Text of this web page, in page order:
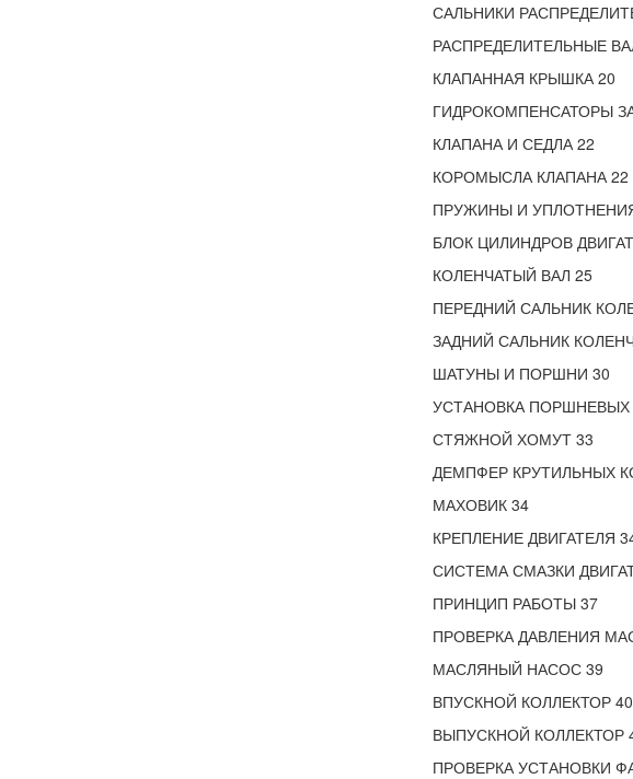
САЛЬНИКИ
РАСПРЕДЕЛИТЕЛЬНЫЕ
КЛАПАННАЯ КРЫШКА 20
ГИДРОКОМПЕНСАТОРЫ
КЛАПАНА И СЕДЛА 22
КОРОМЫСЛА КЛАПАНА 22
ПРУЖИНЫ И
БЛОК ЦИЛИНДРОВ
КОЛЕНЧАТЫЙ ВАЛ 25
ПЕРЕДНИЙ САЛЬНИК
ЗАДНИЙ САЛЬНИК
ШАТУНЫ И ПОРШНИ 30
УСТАНОВКА ПОРШНЕВЫХ
СТЯЖНОЙ ХОМУТ 33
ДЕМПФЕР КРУТИЛЬНЫХ
МАХОВИК 34
КРЕПЛЕНИЕ ДВИГАТЕЛЯ
СИСТЕМА СМАЗКИ
ПРИНЦИП РАБОТЫ 37
ПРОВЕРКА ДАВЛЕНИЯ
МАСЛЯНЫЙ НАСОС 39
ВПУСКНОЙ КОЛЛЕКТОР 40
ВЫПУСКНОЙ КОЛЛЕКТОР
ПРОВЕРКА УСТАНОВКИ